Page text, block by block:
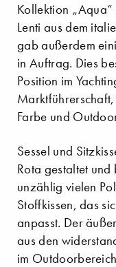
Kollektion
Lenti aus dem
gab außerdem
in Auftrag. Dies
Position im
Farbe und
Sessel und
Rota gestaltet und
unzählig vielen
Stoffkissen, das
anpasst. Der
aus den
im